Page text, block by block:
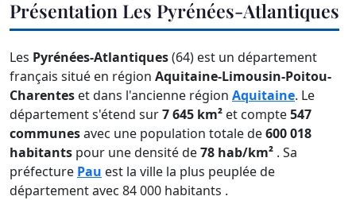
Présentation Les Pyrénées-Atlantiques
Les Pyrénées-Atlantiques(64) est un département
français situé en région Aquitaine-Limousin-Poitou-
Charentes et dans l'ancienne région Aquitaine. Le
département s'étend sur7 645 km² et compte547
communesavec une population totale de600 018
habitants pour une densité de78 hab/km² . Sa
préfecture Pau est la ville la plus peuplée de
département avec 84 000 habitants .